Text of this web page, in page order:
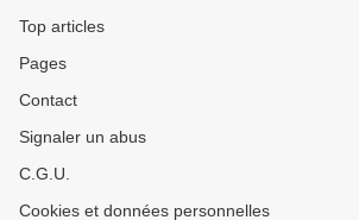
Top articles
Pages
Contact
Signaler un abus
C.G.U.
Cookies et données personnelles